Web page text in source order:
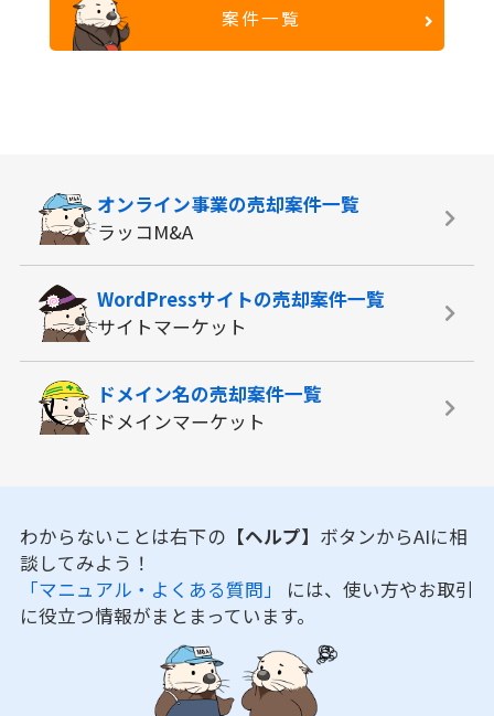
案件一覧
オンライン事業の売却案件一覧
ラッコM&A
WordPressサイトの売却案件一覧
サイトマーケット
ドメイン名の売却案件一覧
ドメインマーケット
わからないことは右下の 【ヘルプ】 ボタンからAIに相
談してみよう！
「マニュアル・よくある質問」 には、使い方やお取引
に役立つ情報がまとまっています。